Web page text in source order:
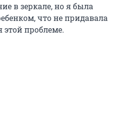
в зеркале, но я была
что не придавала
этой проблеме.